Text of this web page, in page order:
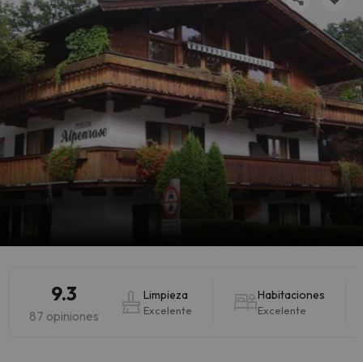
9.3
87 opiniones
Limpieza
Excelente
Habitaciones
Excelente